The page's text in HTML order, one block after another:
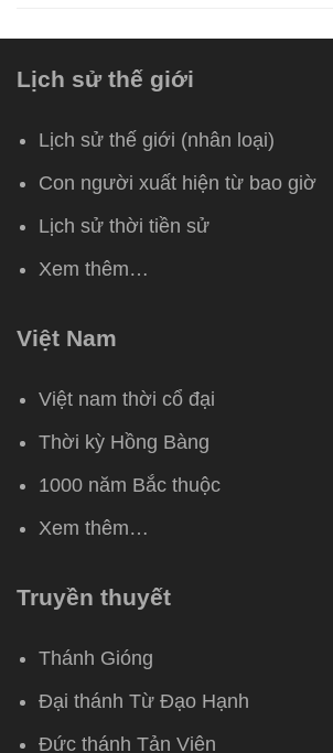
Lịch sử thế giới
Lịch sử thế giới (nhân loại)
Con người xuất hiện từ bao giờ
Lịch sử thời tiền sử
Xem thêm…
Việt Nam
Việt nam thời cổ đại
Thời kỳ Hồng Bàng
1000 năm Bắc thuộc
Xem thêm…
Truyền thuyết
Thánh Gióng
Đại thánh Từ Đạo Hạnh
Đức thánh Tản Viên